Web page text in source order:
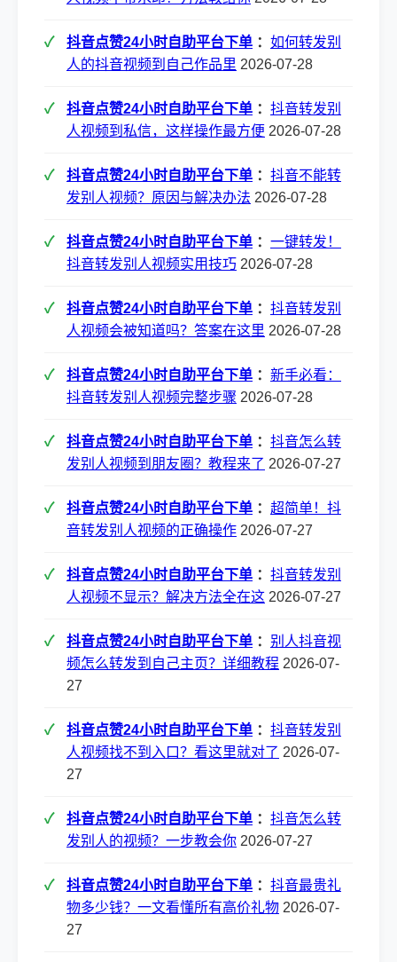
抖音点赞24小时自助平台下单 ： 如何转发别
人的抖音视频到自己作品里 2026-07-28
抖音点赞24小时自助平台下单 ： 抖音转发别
人视频到私信，这样操作最方便 2026-07-28
抖音点赞24小时自助平台下单 ： 抖音不能转
发别人视频？原因与解决办法 2026-07-28
抖音点赞24小时自助平台下单 ： 一键转发！
抖音转发别人视频实用技巧 2026-07-28
抖音点赞24小时自助平台下单 ： 抖音转发别
人视频会被知道吗？答案在这里 2026-07-28
抖音点赞24小时自助平台下单 ： 新手必看：
抖音转发别人视频完整步骤 2026-07-28
抖音点赞24小时自助平台下单 ： 抖音怎么转
发别人视频到朋友圈？教程来了 2026-07-27
抖音点赞24小时自助平台下单 ： 超简单！抖
音转发别人视频的正确操作 2026-07-27
抖音点赞24小时自助平台下单 ： 抖音转发别
人视频不显示？解决方法全在这 2026-07-27
抖音点赞24小时自助平台下单 ： 别人抖音视
频怎么转发到自己主页？详细教程 2026-07-
27
抖音点赞24小时自助平台下单 ： 抖音转发别
人视频找不到入口？看这里就对了 2026-07-
27
抖音点赞24小时自助平台下单 ： 抖音怎么转
发别人的视频？一步教会你 2026-07-27
抖音点赞24小时自助平台下单 ： 抖音最贵礼
物多少钱？一文看懂所有高价礼物 2026-07-
27